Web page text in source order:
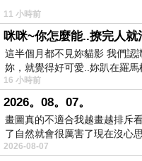
11 小時前
咪咪~你怎麼能..撩完人就
這半個月都不見妳貓影 我們認
妳，就覺得好可愛..妳趴在羅
16 小時前
2026。08。07。
畫圖真的不適合我越畫越排斥
了自然就會很厲害了現在沒
2026-08-07